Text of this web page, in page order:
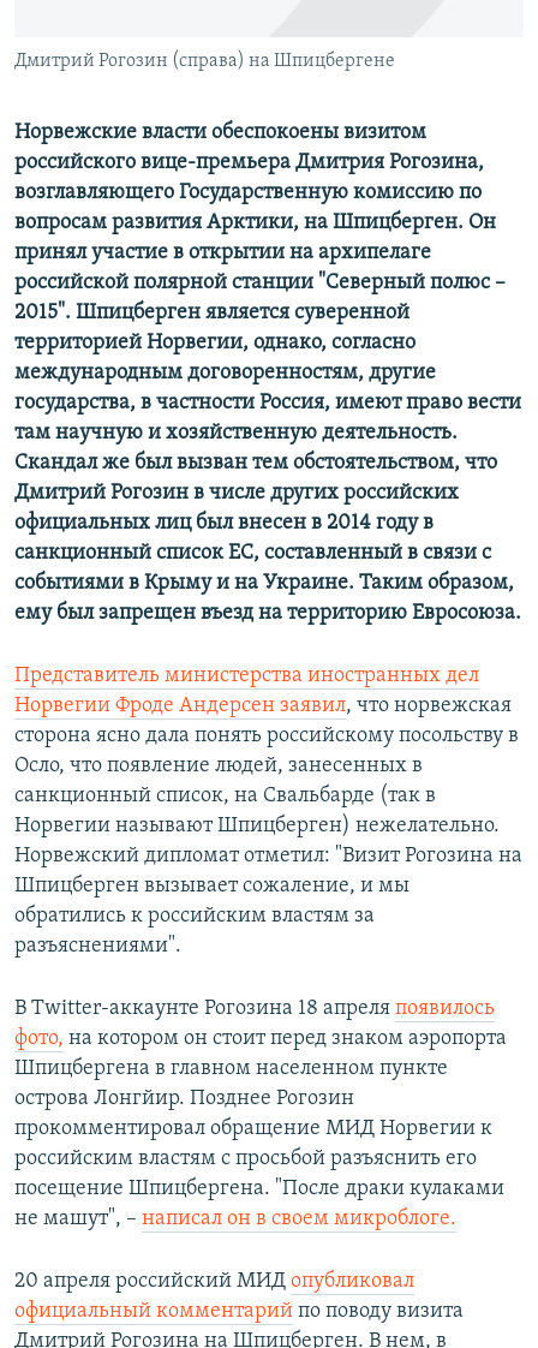
Русский
Все сайты Радио Азатутюн
Дмитрий Рогозин (справа) на Шпицбергене
Норвежские власти обеспокоены визитом
российского вице-премьера Дмитрия Рогозина,
возглавляющего Государственную комиссию по
вопросам развития Арктики, на Шпицберген. Он
принял участие в открытии на архипелаге
российской полярной станции "Северный полюс –
2015". Шпицберген является суверенной
территорией Норвегии, однако, согласно
международным договоренностям, другие
государства, в частности Россия, имеют право вести
там научную и хозяйственную деятельность.
Скандал же был вызван тем обстоятельством, что
Дмитрий Рогозин в числе других российских
официальных лиц был внесен в 2014 году в
санкционный список ЕС, составленный в связи с
событиями в Крыму и на Украине. Таким образом,
ему был запрещен въезд на территорию Евросоюза.
Представитель министерства иностранных дел
Норвегии Фроде Андерсен заявил, что норвежская
сторона ясно дала понять российскому посольству в
Осло, что появление людей, занесенных в
санкционный список, на Свальбарде (так в
Норвегии называют Шпицберген) нежелательно.
Норвежский дипломат отметил: "Визит Рогозина на
Шпицберген вызывает сожаление, и мы
обратились к российским властям за
разъяснениями".
В Twitter-аккаунте Рогозина 18 апреля появилось
фото, на котором он стоит перед знаком аэропорта
Шпицбергена в главном населенном пункте
острова Лонгйир. Позднее Рогозин
прокомментировал обращение МИД Норвегии к
российским властям с просьбой разъяснить его
посещение Шпицбергена. "После драки кулаками
не машут", – написал он в своем микроблоге.
20 апреля российский МИД опубликовал
официальный комментарий по поводу визита
Дмитрий Рогозина на Шпицберген. В нем, в